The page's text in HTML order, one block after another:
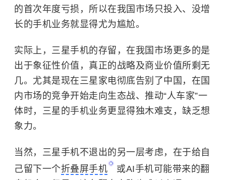
的首次年度亏损，所以在我国市场只投入、没增
长的手机业务就显得尤为尴尬。
实际上，三星手机的存留，在我国市场更多的是
出于象征性价值，真正的战略及商业价值所剩无
几。尤其是现在三星家电彻底告别了中国，在国
内市场的竞争开始走向生态战、推动“人车家”一
体时，三星的手机业务更显得独木难支，缺乏想
象力。
当然，三星手机不退出的另一层考虑，在于给自
己留下一个折叠屏手机
或AI手机可能带来的翻